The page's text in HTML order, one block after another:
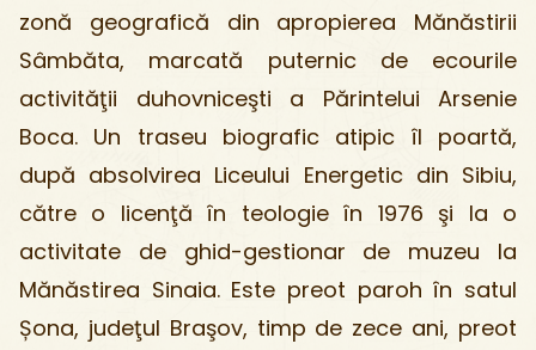
zonă geografică din apropierea Mănăstirii
Sâmbăta, marcată puternic de ecourile
activităţii duhovniceşti a Părintelui Arsenie
Boca. Un traseu biografic atipic îl poartă,
după absolvirea Liceului Energetic din Sibiu,
către o licenţă în teologie în 1976 şi la o
activitate de ghid-gestionar de muzeu la
Mănăstirea Sinaia. Este preot paroh în satul
Șona, judeţul Braşov, timp de zece ani, preot